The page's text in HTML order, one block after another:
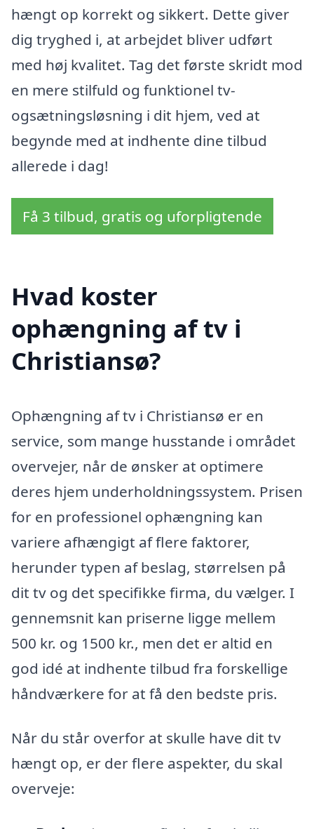
hængt op korrekt og sikkert. Dette giver
dig tryghed i, at arbejdet bliver udført
med høj kvalitet. Tag det første skridt mod
en mere stilfuld og funktionel tv-
ogsætningsløsning i dit hjem, ved at
begynde med at indhente dine tilbud
allerede i dag!
Få 3 tilbud, gratis og uforpligtende
Hvad koster
ophængning af tv i
Christiansø?
Ophængning af tv i Christiansø er en
service, som mange husstande i området
overvejer, når de ønsker at optimere
deres hjem underholdningssystem. Prisen
for en professionel ophængning kan
variere afhængigt af flere faktorer,
herunder typen af beslag, størrelsen på
dit tv og det specifikke firma, du vælger. I
gennemsnit kan priserne ligge mellem
500 kr. og 1500 kr., men det er altid en
god idé at indhente tilbud fra forskellige
håndværkere for at få den bedste pris.
Når du står overfor at skulle have dit tv
hængt op, er der flere aspekter, du skal
overveje: